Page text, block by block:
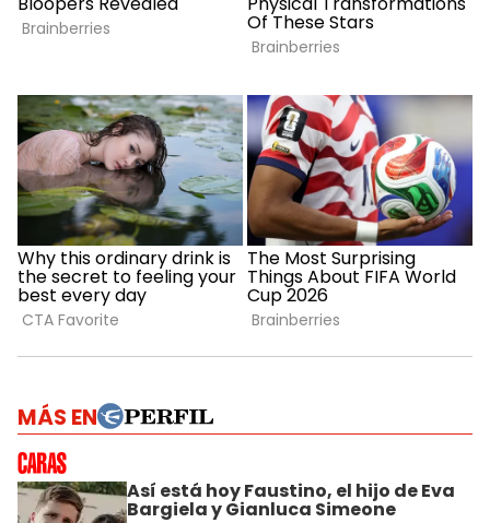
MÁS EN
Así está hoy Faustino, el hijo de Eva
Bargiela y Gianluca Simeone